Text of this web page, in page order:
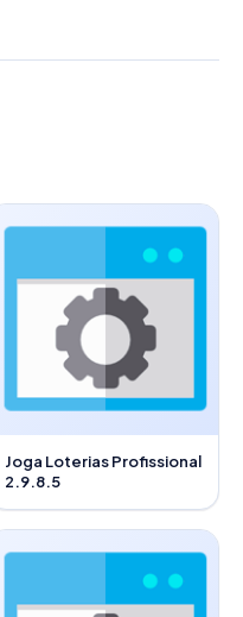
Joga Loterias Profissional
2.9.8.5